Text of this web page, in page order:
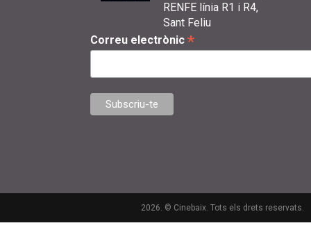
RENFE línia R1 i R4,
Sant Feliu
Correu electrònic *
2026. © Cinebaix. Tots els drets reservats.